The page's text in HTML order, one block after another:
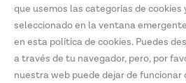
que usemos las categorías de cookies
seleccionado en la ventana
en esta política de cookies. Puedes
a través de tu navegador, pero, por
nuestra web puede dejar de